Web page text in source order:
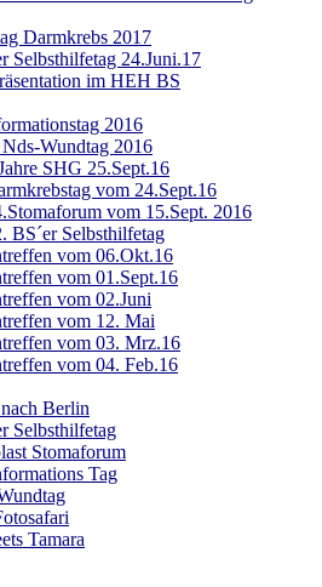
Darmkrebs 2017
Selbsthilfetag 24.Juni.17
im HEH BS
2016
Nds-Wundtag 2016
SHG 25.Sept.16
vom 24.Sept.16
vom 15.Sept. 2016
BS´er Selbsthilfetag
vom 06.Okt.16
vom 01.Sept.16
vom 02.Juni
vom 12. Mai
vom 03. Mrz.16
vom 04. Feb.16
Berlin
Selbsthilfetag
Stomaforum
Tag
Tamara